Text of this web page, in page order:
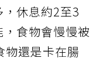
休息約2至3
食物會慢慢被
物還是卡在腸